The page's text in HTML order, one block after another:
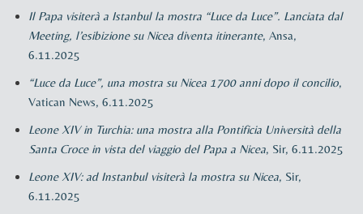
Il Papa visiterà a Istanbul la mostra “Luce da Luce”. Lanciata dal
Meeting, l’esibizione su Nicea diventa itinerante, Ansa,
6.11.2025
“Luce da Luce”, una mostra su Nicea 1700 anni dopo il concilio,
Vatican News, 6.11.2025
Leone XIV in Turchia: una mostra alla Pontificia Università della
Santa Croce in vista del viaggio del Papa a Nicea, Sir, 6.11.2025
Leone XIV: ad Instanbul visiterà la mostra su Nicea, Sir,
6.11.2025